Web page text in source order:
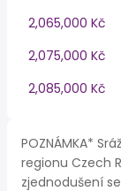
2,065,000 Kč
2,075,000 Kč
2,085,000 Kč
POZNÁMKA*
regionu Czech
zjednodušení